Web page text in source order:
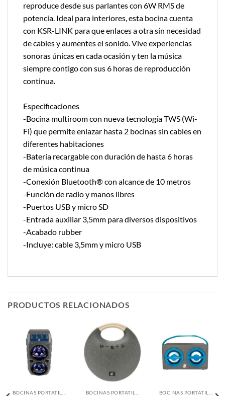
reproduce desde sus parlantes con 6W RMS de
potencia. Ideal para interiores, esta bocina cuenta
con KSR-LINK para que enlaces a otra sin necesidad
de cables y aumentes el sonido. Vive experiencias
sonoras únicas en cada ocasión y ten la música
siempre contigo con sus 6 horas de reproducción
continua.
Especificaciones
-Bocina multiroom con nueva tecnología TWS (Wi-
Fi) que permite enlazar hasta 2 bocinas sin cables en
diferentes habitaciones
-Batería recargable con duración de hasta 6 horas
de música continua
-Conexión Bluetooth® con alcance de 10 metros
-Función de radio y manos libres
-Puertos USB y micro SD
-Entrada auxiliar 3,5mm para diversos dispositivos
-Acabado rubber
-Incluye: cable 3,5mm y micro USB
PRODUCTOS RELACIONADOS